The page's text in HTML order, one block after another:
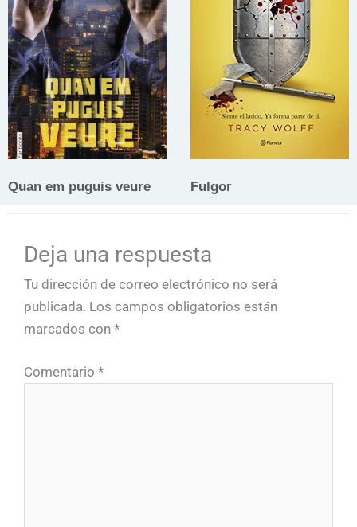
Quan em puguis veure Fulgor
Deja una respuesta
Tu dirección de correo electrónico no será
publicada. Los campos obligatorios están
marcados con *
Comentario *